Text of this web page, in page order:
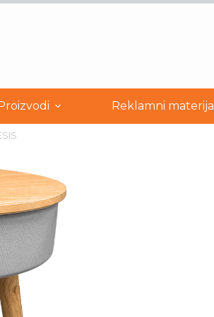
Reklamni materijal